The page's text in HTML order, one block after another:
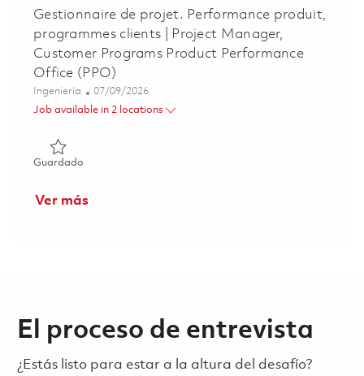
Gestionnaire de projet. Performance produit,
programmes clients | Project Manager,
Customer Programs Product Performance
Office (PPO)
Categoría
Ingeniería Posted Date
07/09/2026
Job available in 2 locations
GuardadoGuardado Gestionnaire de projet. Performance produit,
Ver más
El proceso de entrevista
¿Estás listo para estar a la altura del desafío?